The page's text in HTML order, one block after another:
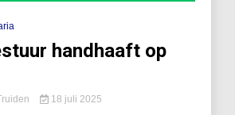
handhaaft op
18 juli 2025